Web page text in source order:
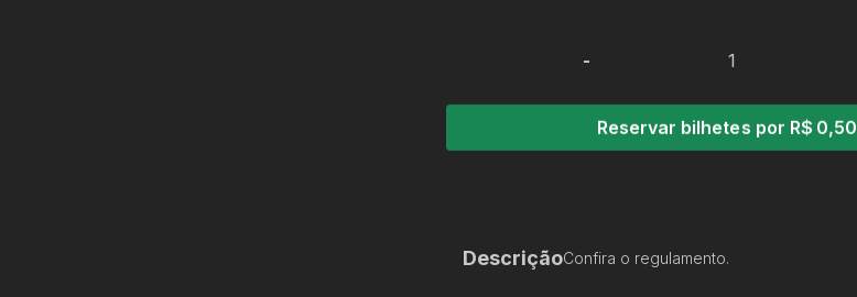
-
Reservar bilhetes por R$ 0,50
DescriçãoConfira o regulamento.